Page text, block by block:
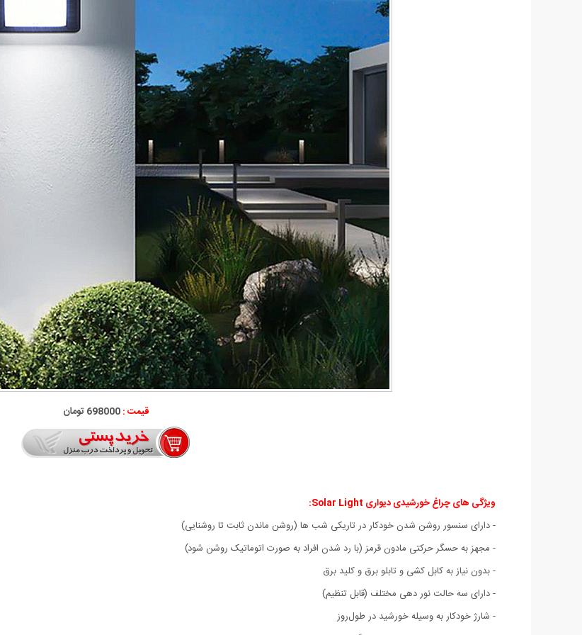
قیمت :698000 تومان
ویژگی های چراغ خورشیدی دیواری Solar Light:
- دارای سنسور روشن شدن خودکار در تاریکی شب ها (روشن ماندن ثابت تا روشنایی)
- مجهز به حسگر حرکتی مادون قرمز (با رد شدن افراد به صورت اتوماتیک روشن شود)
- بدون نیاز به کابل کشی و تابلو برق و کلید برق
- دارای سه حالت نور دهی مختلف (قابل تنظیم)
- شارژ خودکار به وسیله خورشید در طول‌روز